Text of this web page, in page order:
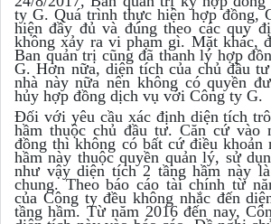
ty G. Quá trình thực hiện hợp đồng,
hiện đầy đủ và đúng theo các quy
không xảy ra vi phạm gì. Mặt khác,
Ban quản trị cũng đã thanh lý hợp
G. Hơn nữa, diện tích của chủ đầu
nhà này nữa nên không có quyền
hủy hợp đồng dịch vụ với Công ty G.
Đối với yêu cầu xác định diện tích
hầm thuộc chủ đầu tư. Căn cứ vào
đồng thì không có bất cứ điều khoản
hầm này thuộc quyền quản lý, sử
như vậy diện tích 2 tầng hầm này
chung. Theo báo cáo tài chính từ
của Công ty đều không nhắc đến
tầng hầm. Từ năm 2016 đến nay,